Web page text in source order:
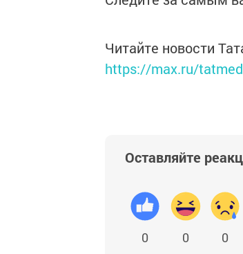
Читайте новости
https://max.ru/
Оставляйте
0 0 0